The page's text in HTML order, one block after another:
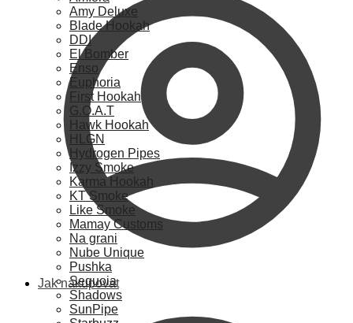
Jak nakupovat
Amy Deluxe
Blade Hookah
DDI
El Bomber
Enso
Euphoria
First Hookah
G.O.A.T
Hawk Hookah
HLGN
Hydrogen Pipes
Izzy Smoke
Karma Hookah
KT Smoke
Like Smoke
Mamay Customs
Na grani
Nube Unique
Pushka
Sequoia
Shadows
SunPipe